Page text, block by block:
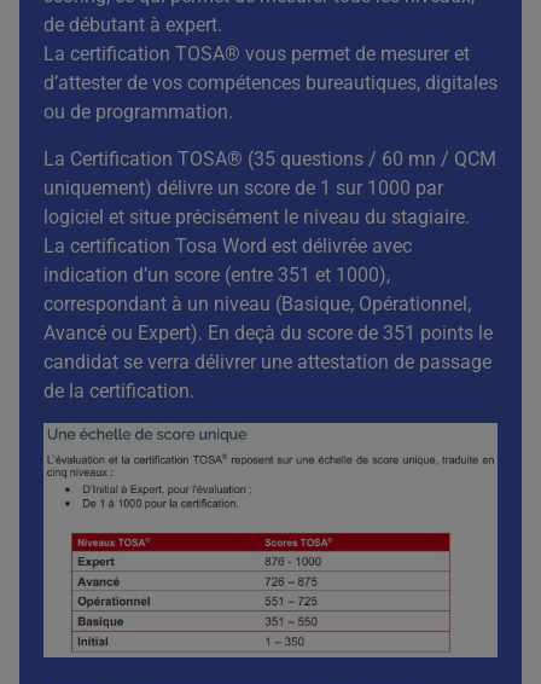
de débutant à expert.
La certification TOSA® vous permet de mesurer et
d’attester de vos compétences bureautiques, digitales
ou de programmation.
La Certification TOSA® (35 questions / 60 mn / QCM
uniquement) délivre un score de 1 sur 1000 par
logiciel et situe précisément le niveau du stagiaire.
La certification Tosa Word est délivrée avec
indication d’un score (entre 351 et 1000),
correspondant à un niveau (Basique, Opérationnel,
Avancé ou Expert). En deçà du score de 351 points le
candidat se verra délivrer une attestation de passage
de la certification.